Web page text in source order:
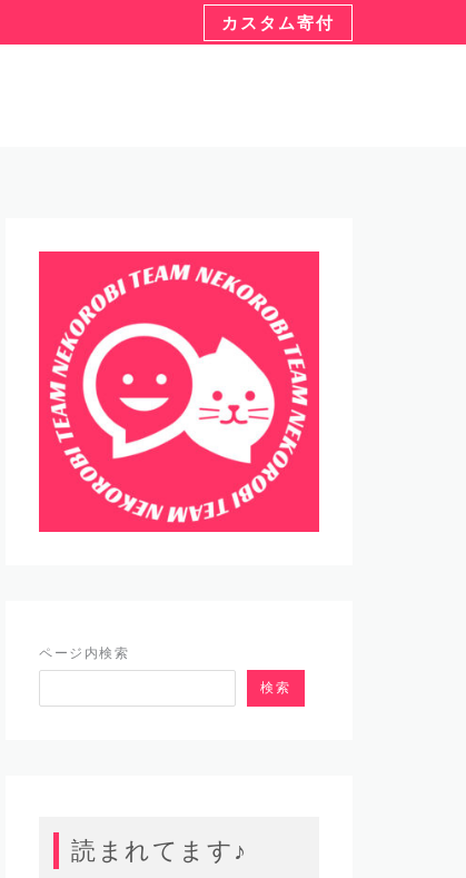
カスタム寄付
ページ内検索
検索
読まれてます♪